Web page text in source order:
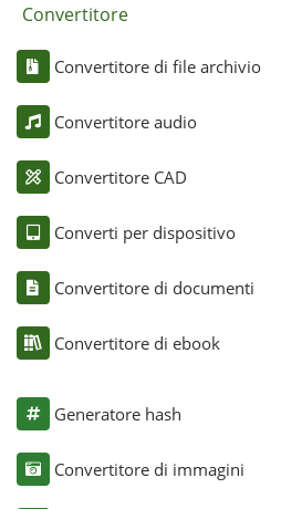
Convertitore
Convertitore di file archivio
Convertitore audio
Convertitore CAD
Converti per dispositivo
Convertitore di documenti
Convertitore di ebook
Generatore hash
Convertitore di immagini